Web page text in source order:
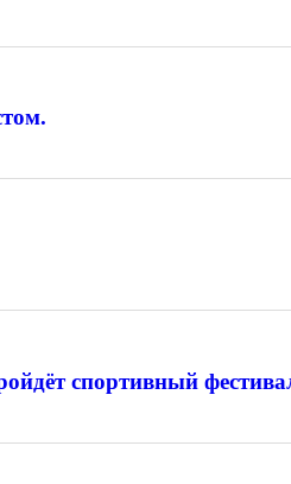
спортивный